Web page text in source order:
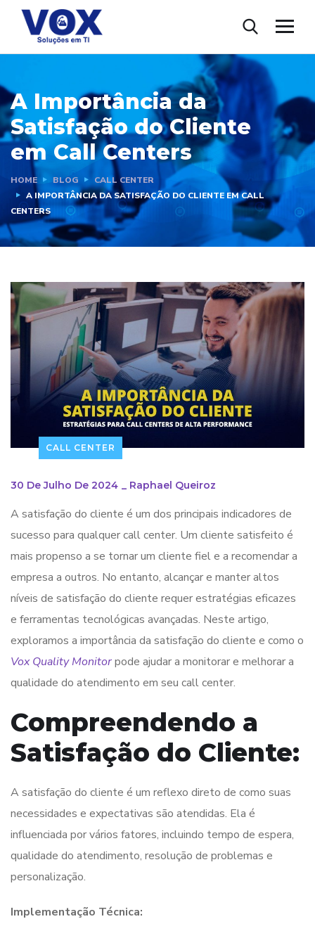
A Importância da
Satisfação do Cliente
em Call Centers
HOME BLOG
CALL CENTER
A IMPORTÂNCIA DA SATISFAÇÃO DO CLIENTE EM CALL
CENTERS
CALL CENTER
30 De Julho De 2024 Raphael Queiroz
A satisfação do cliente é um dos principais indicadores de
sucesso para qualquer call center. Um cliente satisfeito é
mais propenso a se tornar um cliente fiel e a recomendar a
empresa a outros. No entanto, alcançar e manter altos
níveis de satisfação do cliente requer estratégias eficazes
e ferramentas tecnológicas avançadas. Neste artigo,
exploramos a importância da satisfação do cliente e como o
Vox Quality Monitorpode ajudar a monitorar e melhorar a
qualidade do atendimento em seu call center.
Compreendendo a
Satisfação do Cliente:
A satisfação do cliente é um reflexo direto de como suas
necessidades e expectativas são atendidas. Ela é
influenciada por vários fatores, incluindo tempo de espera,
qualidade do atendimento, resolução de problemas e
personalização.
Implementação Técnica: